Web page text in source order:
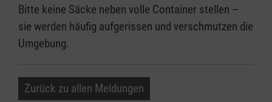
Bitte keine Säcke neben volle Container stellen –
sie werden häufig aufgerissen und verschmutzen die
Umgebung.
Zurück zu allen Meldungen